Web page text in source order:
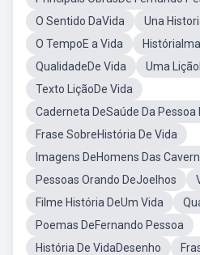
O Sentido DaVida
Una
O TempoE a Vida
QualidadeDe Vida
Uma
Texto LiçãoDe Vida
Caderneta DeSaúde Da Pessoa
Frase SobreHistória De Vida
Imagens DeHomens Das
Pessoas Orando DeJoelhos
Filme História DeUm Vida
Poemas DeFernando Pessoa
História De VidaDesenho